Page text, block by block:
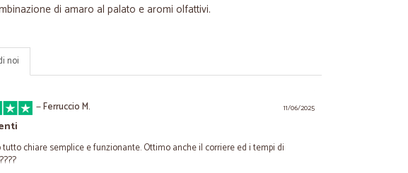
di amaro al palato e aromi olfattivi.
noi
11/06/2025
—Ferruccio M.
chiare semplice e funzionante. Ottimo anche il corriere ed i tempi di